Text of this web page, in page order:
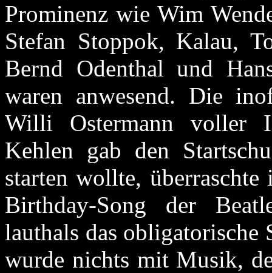
Prominenz wie Wim
Stefan Stoppok, Kalau,
Bernd Odenthal und
waren anwesend. Die
Willi Ostermann voller
Kehlen gab den
starten wollte,
Birthday-Song der
lauthals das obligatorische
wurde nichts mit Musik,